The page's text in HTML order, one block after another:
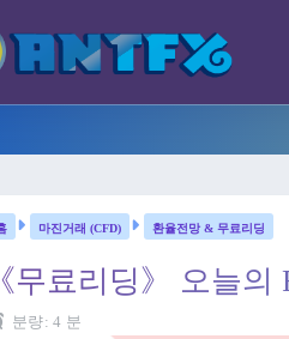
마진거래 (CFD) 환율전망 & 무료리딩
《무료리딩》 오늘의
분량: 4 분